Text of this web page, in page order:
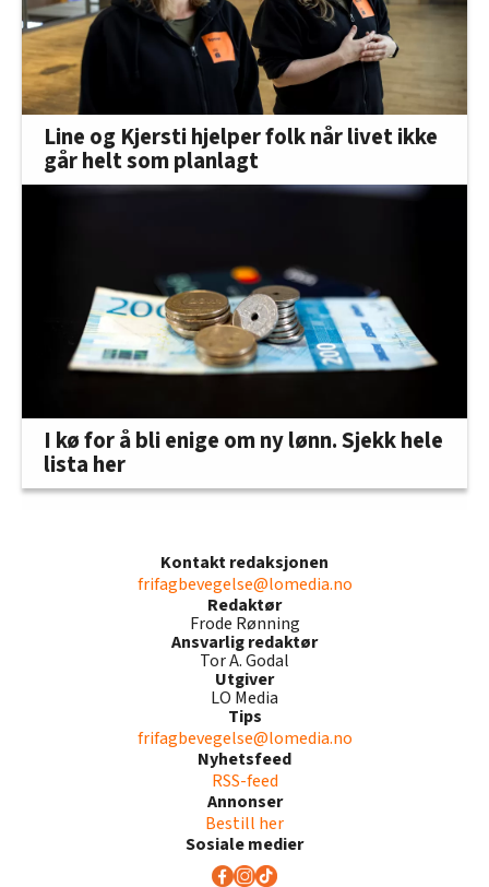
Line og Kjersti hjelper folk når livet ikke
går helt som planlagt
I kø for å bli enige om ny lønn. Sjekk hele
lista her
Kontakt redaksjonen
frifagbevegelse@lomedia.no
Redaktør
Frode Rønning
Ansvarlig redaktør
Tor A. Godal
Utgiver
LO Media
Tips
frifagbevegelse@lomedia.no
Nyhetsfeed
RSS-feed
Annonser
Bestill her
Sosiale medier